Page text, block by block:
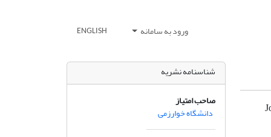
ورود به سامانه ENGLISH
شناسنامه نشریه
صاحب امتیاز
دانشگاه خوارزمی